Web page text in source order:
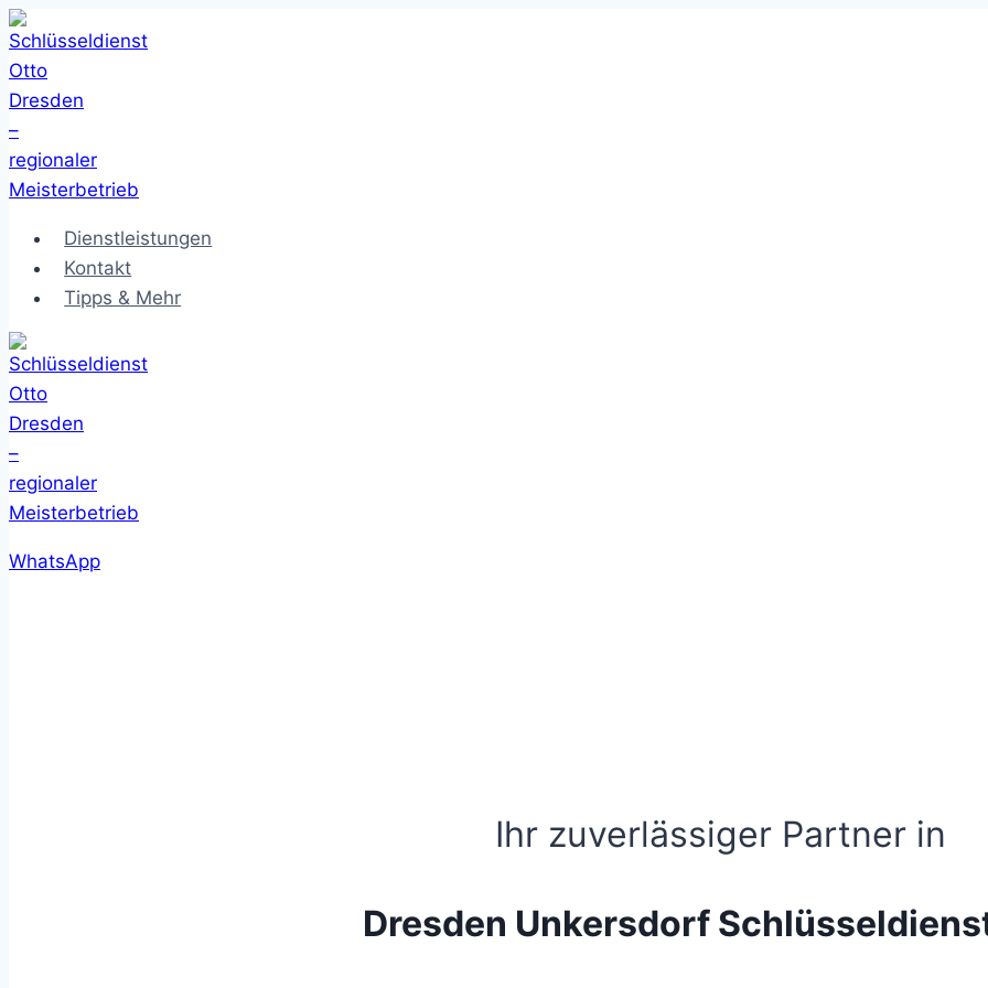
Zum
Inhalt
springen
Dienstleistungen
Kontakt
Tipps & Mehr
WhatsApp
Ihr zuverlässiger Partner in
Dresden Unkersdorf